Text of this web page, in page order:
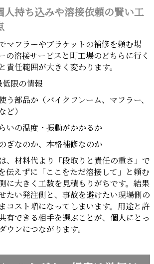
人持ち込みや溶接依頼の賢い工
マフラーやブラケットの補修を頼む場
の溶接サービスと町工場のどちらに行く
責任範囲が大きく変わります。
低限の情報
う部品か（バイクフレーム、マフラー、
ど）
いの温度・振動がかかるか
ぎなのか、本格補修なのか
、材料代より「段取りと責任の重さ」で
伝えずに「ここをただ溶接して」と頼む
に大きく工数を見積もりがちです。結果
たい発注側と、事故を避けたい現場側の
コスト増になってしまいます。用途と許
有できる相手を選ぶことが、個人にとっ
ウンにつながります。